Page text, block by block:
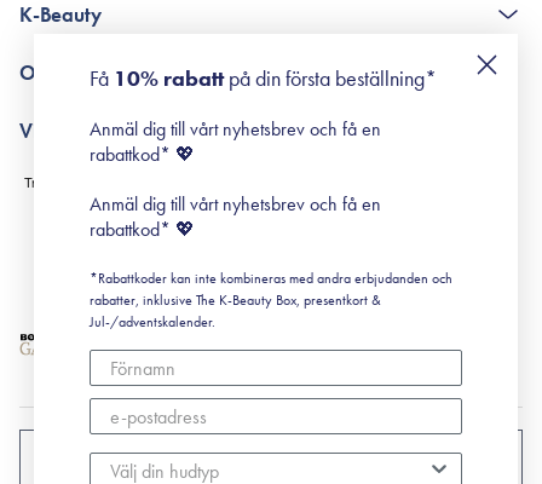
Poängshop - frågor och svar
K-Beauty
Retinol för nybörjare
Om Surisuri
Black Friday
Villkor
Leverans & Retur
Köpvillkor
Prenumerationsvillkor
Cookiepolicy
SVERIGE
Få 10% rabattpå din första beställning*
Anmäl dig till vårt nyhetsbrev och få en
rabattkod* 💖
Anmäl dig till vårt nyhetsbrev och få en
rabattkod* 💖
*Rabattkoder kan inte kombineras med andra erbjudanden och
rabatter, inklusive The K-Beauty Box, presentkort &
Jul-/adventskalender.